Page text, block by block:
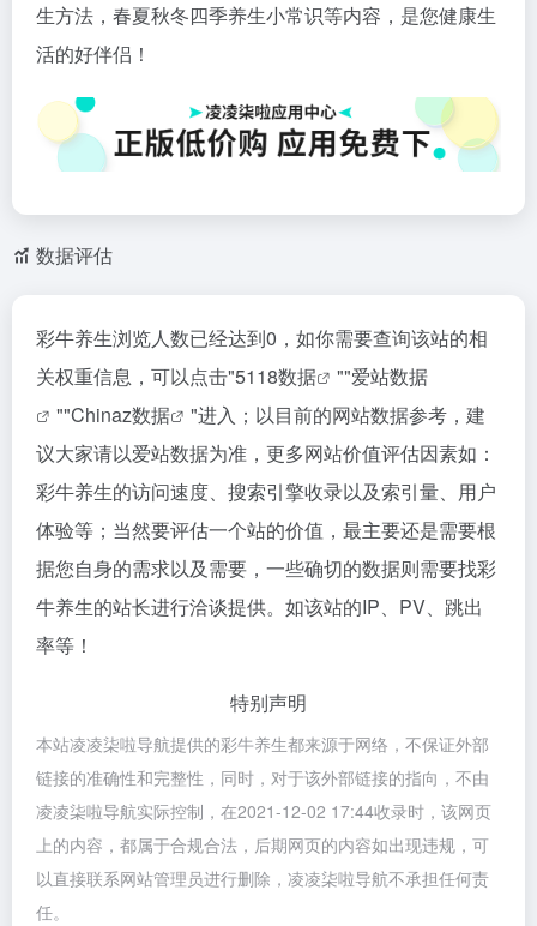
生方法，春夏秋冬四季养生小常识等内容，是您健康生
活的好伴侣！
数据评估
彩牛养生浏览人数已经达到0，如你需要查询该站的相
关权重信息，可以点击"5118数据 ""爱站数据
""Chinaz数据
"进入；以目前的网站数据参考，建
议大家请以爱站数据为准，更多网站价值评估因素如：
彩牛养生的访问速度、搜索引擎收录以及索引量、用户
体验等；当然要评估一个站的价值，最主要还是需要根
据您自身的需求以及需要，一些确切的数据则需要找彩
牛养生的站长进行洽谈提供。如该站的IP、PV、跳出
率等！
特别声明
本站凌凌柒啦导航提供的彩牛养生都来源于网络，不保证外部
链接的准确性和完整性，同时，对于该外部链接的指向，不由
凌凌柒啦导航实际控制，在2021-12-02 17:44收录时，该网页
上的内容，都属于合规合法，后期网页的内容如出现违规，可
以直接联系网站管理员进行删除，凌凌柒啦导航不承担任何责
任。